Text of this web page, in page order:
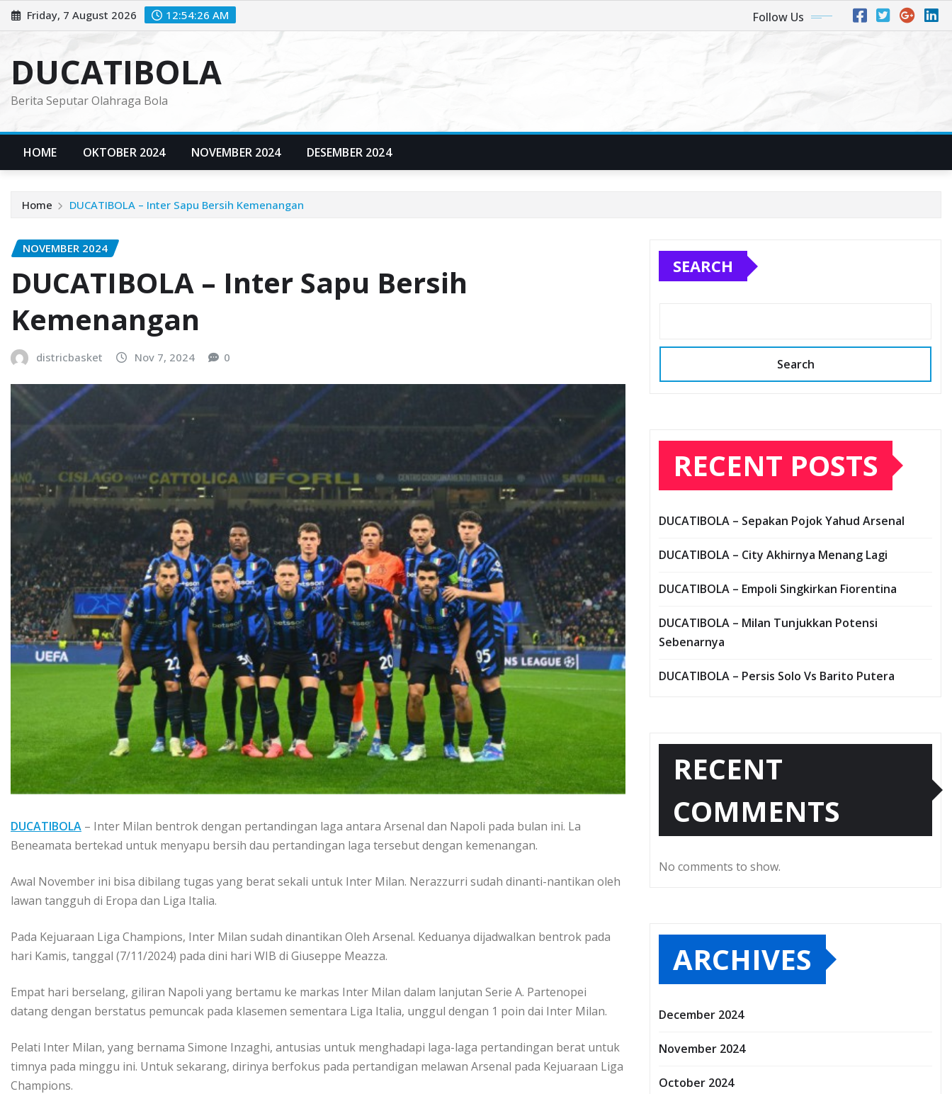
Skip
to
Friday, 7 August 2026 12:54:28 AM Follow Us
DUCATIBOLA
Berita Seputar Olahraga Bola
HOME OKTOBER 2024 NOVEMBER 2024 DESEMBER 2024
Home DUCATIBOLA – Inter Sapu Bersih Kemenangan
NOVEMBER 2024
DUCATIBOLA – Inter Sapu Bersih
Kemenangan
districbasket Nov 7, 2024 0
DUCATIBOLA – Inter Milan bentrok dengan pertandingan laga antara Arsenal dan Napoli pada bulan ini. La
Beneamata bertekad untuk menyapu bersih dau pertandingan laga tersebut dengan kemenangan.
Awal November ini bisa dibilang tugas yang berat sekali untuk Inter Milan. Nerazzurri sudah dinanti-nantikan oleh
lawan tangguh di Eropa dan Liga Italia.
Pada Kejuaraan Liga Champions, Inter Milan sudah dinantikan Oleh Arsenal. Keduanya dijadwalkan bentrok pada
hari Kamis, tanggal (7/11/2024) pada dini hari WIB di Giuseppe Meazza.
Empat hari berselang, giliran Napoli yang bertamu ke markas Inter Milan dalam lanjutan Serie A. Partenopei
datang dengan berstatus pemuncak pada klasemen sementara Liga Italia, unggul dengan 1 poin dai Inter Milan.
Pelati Inter Milan, yang bernama Simone Inzaghi, antusias untuk menghadapi laga-laga pertandingan berat untuk
timnya pada minggu ini. Untuk sekarang, dirinya berfokus pada pertandigan melawan Arsenal pada Kejuaraan Liga
Champions.
SEARCH
Search
RECENT POSTS
DUCATIBOLA – Sepakan Pojok Yahud Arsenal
DUCATIBOLA – City Akhirnya Menang Lagi
DUCATIBOLA – Empoli Singkirkan Fiorentina
DUCATIBOLA – Milan Tunjukkan Potensi
Sebenarnya
DUCATIBOLA – Persis Solo Vs Barito Putera
RECENT
COMMENTS
No comments to show.
ARCHIVES
December 2024
November 2024
October 2024